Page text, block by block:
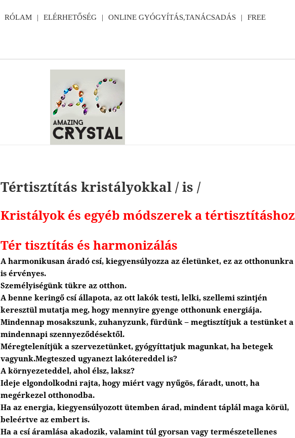
RÓLAM ELÉRHETŐSÉG ONLINE GYÓGYÍTÁS,TANÁCSADÁS FREE
Tértisztítás kristályokkal / is /
Kristályok és egyéb módszerek a tértisztításhoz
Tér tisztítás és harmonizálás
A harmonikusan áradó csí, kiegyensúlyozza az életünket, ez az otthonunkra
is érvényes.
Személyiségünk tükre az otthon.
A benne keringő csí állapota, az ott lakók testi, lelki, szellemi szintjén
keresztül mutatja meg, hogy mennyire gyenge otthonunk energiája.
Mindennap mosakszunk, zuhanyzunk, fürdünk – megtisztítjuk a testünket a
mindennapi szennyeződésektől.
Méregtelenítjük a szervezetünket, gyógyíttatjuk magunkat, ha betegek
vagyunk.Megteszed ugyanezt lakótereddel is?
A környezeteddel, ahol élsz, laksz?
Ideje elgondolkodni rajta, hogy miért vagy nyűgös, fáradt, unott, ha
megérkezel otthonodba.
Ha az energia, kiegyensúlyozott ütemben árad, mindent táplál maga körül,
beleértve az embert is.
Ha a csí áramlása akadozik, valamint túl gyorsan vagy természetellenes